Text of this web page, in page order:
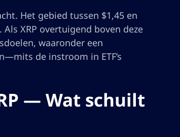
Het gebied tussen $1,45 en
XRP overtuigend boven deze
waaronder een
de instroom in ETF’s
— Wat schuilt